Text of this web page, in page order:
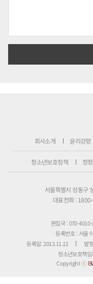
회사소개 윤리강령
청소년보호정책 정
서울특별시 성동구
대표전화 :
편집국 : 070-
등록번호 : 서울
등록일: 2013.11.13
발
청소년보호책
Copyright ⓒB